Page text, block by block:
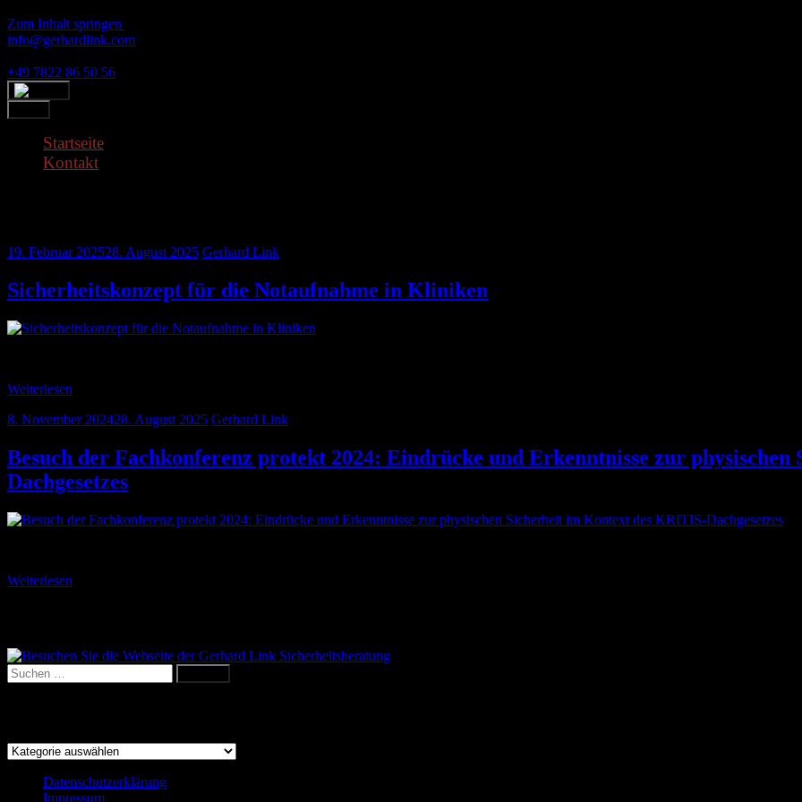
Zum Inhalt springen
Skip
content
info@gerhardlink.com
+49 7822 86 50 56
Startseite
Kontakt
19. Februar 202528. August 2025 Gerhard Link
Sicherheitskonzept für die Notaufnahme in Kliniken
Weiterlesen
8. November 202428. August 2025 Gerhard Link
Besuch der Fachkonferenz protekt 2024: Eindrücke und Erkenntnisse zur
Dachgesetzes
Weiterlesen
Suchen
nach:
Kategorien
Datenschutzerklärung
Impressum